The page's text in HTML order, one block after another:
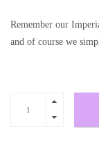
Remember our
and of course we